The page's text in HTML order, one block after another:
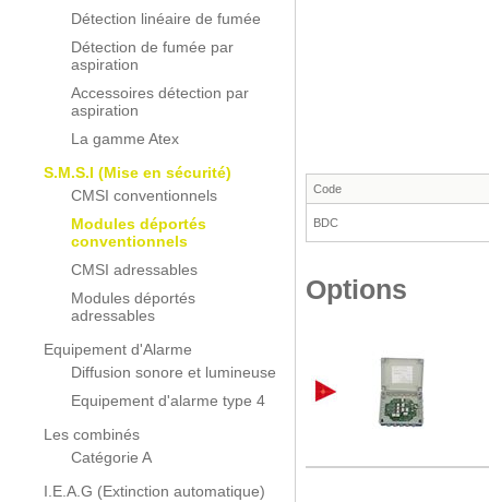
Détection linéaire de fumée
Détection de fumée par
aspiration
Accessoires détection par
aspiration
La gamme Atex
S.M.S.I (Mise en sécurité)
CMSI conventionnels
Modules déportés
conventionnels
CMSI adressables
Modules déportés
adressables
Equipement d'Alarme
Diffusion sonore et lumineuse
Equipement d'alarme type 4
Les combinés
Catégorie A
I.E.A.G (Extinction automatique)
Code
BDC
Options